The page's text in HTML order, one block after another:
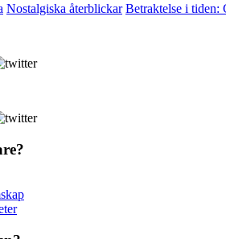
Nostalgiska återblickar Betraktelse i tiden: